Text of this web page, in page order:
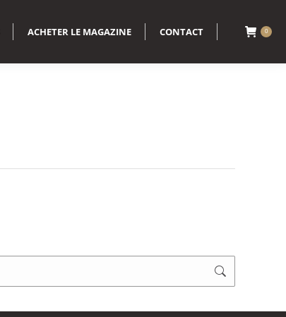
ACHETER LE MAGAZINE CONTACT 0